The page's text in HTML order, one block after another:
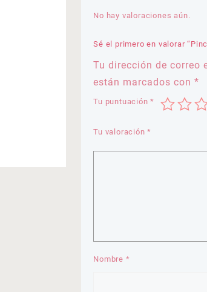
No hay valoraciones aún.
Sé el primero en valorar
Tu dirección de correo
están marcados con*
Tu puntuación*
Tu valoración*
Nombre *